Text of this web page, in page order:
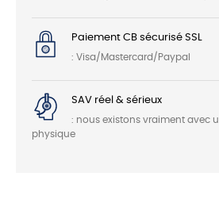
Paiement CB sécurisé SSL
: Visa/Mastercard/Paypal
SAV réel & sérieux
: nous existons vraiment avec
physique